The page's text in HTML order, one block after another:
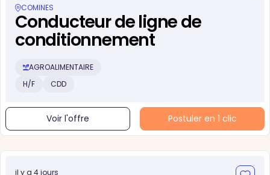
COMINES
Conducteur de ligne de
conditionnement
AGROALIMENTAIRE
H/F
CDD
Voir l'offre Postuler en 1 clic
il y a 4 jours